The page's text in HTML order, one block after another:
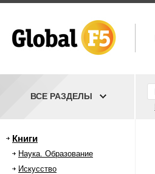
ВСЕ РАЗДЕЛЫ
Книги
Наука. Образование
Искусство